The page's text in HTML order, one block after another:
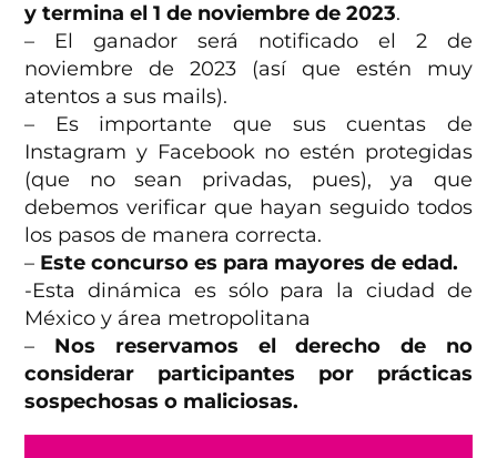
y termina el 1 de noviembre de 2023.
– El ganador será notificado el 2 de
noviembre de 2023 (así que estén muy
atentos a sus mails).
– Es importante que sus cuentas de
Instagram y Facebook no estén protegidas
(que no sean privadas, pues), ya que
debemos verificar que hayan seguido todos
los pasos de manera correcta.
– Este concurso es para mayores de edad.
-Esta dinámica es sólo para la ciudad de
México y área metropolitana
– Nos reservamos el derecho de no
considerar participantes por prácticas
sospechosas o maliciosas.